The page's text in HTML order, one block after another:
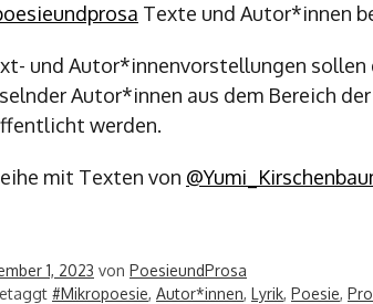
Texte und Autor*innen
und Autor*innenvorstellungen sollen
Autor*innen aus dem Bereich
werden.
mit Texten von
1, 2023 von PoesieundProsa
#Mikropoesie, Autor*innen, Lyrik, Poesie,